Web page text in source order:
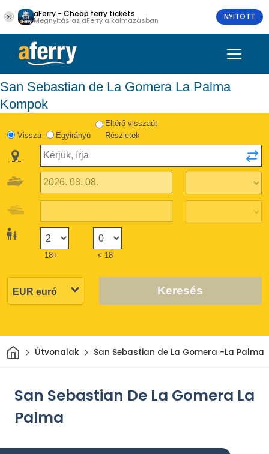
aFerry - Cheap ferry tickets
Megnyitás az aFerry alkalmazásban NYITOTT
San Sebastian de La Gomera La Palma
Kompok
Vissza Egyirányú
Eltérő visszaút
Részletek
18+ < 18
Keresés
Otthon
Útvonalak San Sebastian de La Gomera -La Palma
San Sebastian De La Gomera La
Palma